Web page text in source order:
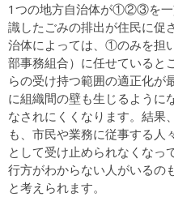
1つの地方自治体が①②③を
識したごみの排出が住民に促
治体によっては、①のみを
部事務組合）に任せていると
らの受け持つ範囲の適正化が
に組織間の壁も生じるように
なされにくくなります。結果
も、市民や業務に従事する人
として受け止められなくなっ
行方がわからない人がいるの
と考えられます。